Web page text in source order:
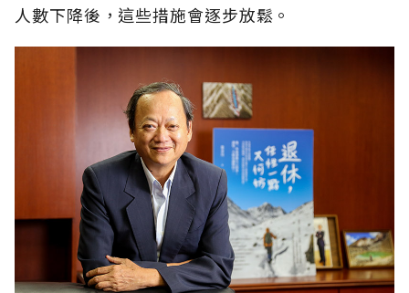
人數下降後，這些措施會逐步放鬆。